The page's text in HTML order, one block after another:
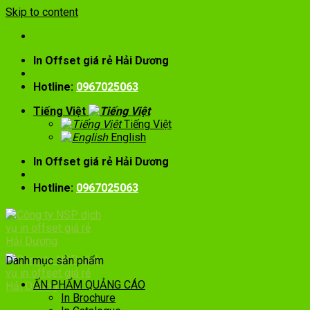
Skip to content
In Offset giá rẻ Hải Dương
Hotline: 0967025063
Tiếng Việt
Tiếng Việt
English
In Offset giá rẻ Hải Dương
Hotline: 0967025063
Danh mục sản phẩm
ẤN PHẨM QUẢNG CÁO
In Brochure